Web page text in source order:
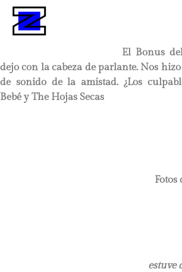
El Bonus
dejo con la cabeza de parlante. Nos
de sonido de la amistad. ¿Los
Bebé y The Hojas Secas
estuve